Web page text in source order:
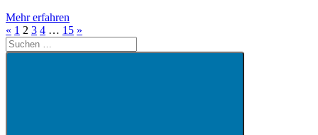
Mehr erfahren
Seitennummerierung
der
« Vorherige
Beiträge
1 2 3 4 … 15 Nächste
»
Suchen
nach: